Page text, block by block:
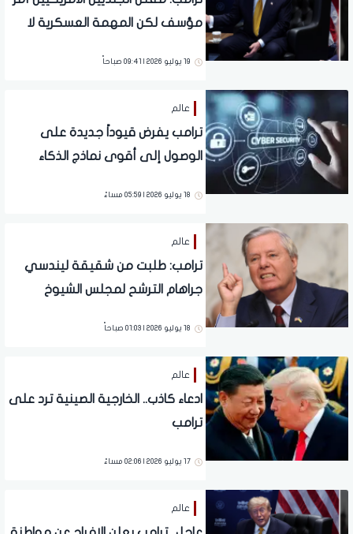
مؤسف لكن المهمة العسكرية لا
19 يوليو 2026 | 09:41 صباحاً
عالم
ترامب يفرض قيوداً جديدة على
الوصول إلى أقوى نماذج الذكاء
18 يوليو 2026 | 05:59 مساءً
عالم
ترامب: طلبت من شقيقة ليندسي
جراهام الترشح لمجلس الشيوخ
18 يوليو 2026 | 01:03 صباحاً
عالم
ادعاء كاذب.. الخارجية الصينية ترد على
ترامب
17 يوليو 2026 | 02:06 مساءً
عالم